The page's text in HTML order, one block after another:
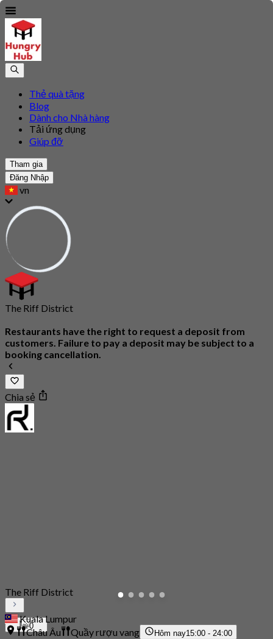
Thẻ quà tặng
Blog
Dành cho Nhà hàng
Tải ứng dụng
Giúp đỡ
Tham gia
Đăng Nhập
vn
The Riff District
Restaurants have the right to request a deposit from
customers. Failure to pay a deposit may be subject to a
booking cancellation.
Chia sẻ
0
The Riff District
Kuala Lumpur
Châu Âu
Quầy rượu vang Hôm nay15:00 - 24:00